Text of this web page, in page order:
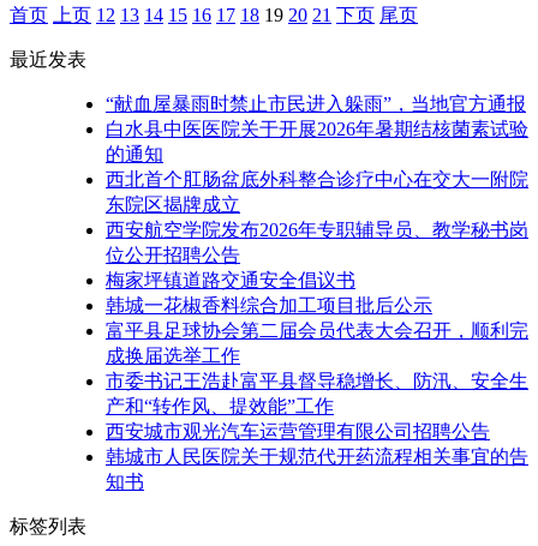
首页
上页 12 13 14 15 16 17 18 19 20 21 下页 尾页
最近发表
“献血屋暴雨时禁止市民进入躲雨”，当地官方通报
白水县中医医院关于开展2026年暑期结核菌素试验
的通知
西北首个肛肠盆底外科整合诊疗中心在交大一附院
东院区揭牌成立
西安航空学院发布2026年专职辅导员、教学秘书岗
位公开招聘公告
梅家坪镇道路交通安全倡议书
韩城一花椒香料综合加工项目批后公示
富平县足球协会第二届会员代表大会召开，顺利完
成换届选举工作
市委书记王浩赴富平县督导稳增长、防汛、安全生
产和“转作风、提效能”工作
西安城市观光汽车运营管理有限公司招聘公告
韩城市人民医院关于规范代开药流程相关事宜的告
知书
标签列表